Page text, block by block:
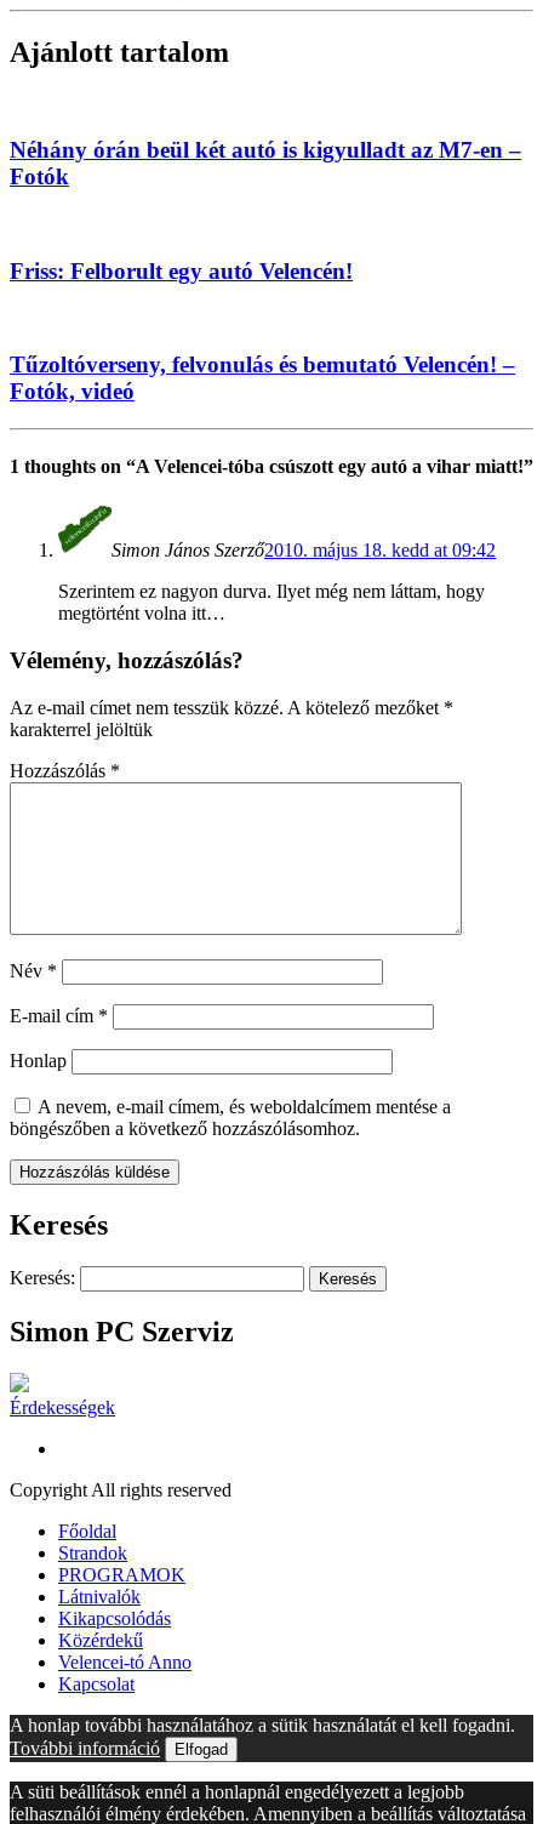
Ajánlott tartalom
Néhány órán beül két autó is kigyulladt az M7-en –
Fotók
Friss: Felborult egy autó Velencén!
Tűzoltóverseny, felvonulás és bemutató Velencén! –
Fotók, videó
1 thoughts on “A Velencei-tóba csúszott egy autó a vihar miatt!”
Simon János Szerző2010. május 18. kedd at 09:42
Szerintem ez nagyon durva. Ilyet még nem láttam, hogy
megtörtént volna itt…
Vélemény, hozzászólás?
Az e-mail címet nem tesszük közzé. A kötelező mezőket *
karakterrel jelöltük
Hozzászólás *
Név *
E-mail cím *
Honlap
A nevem, e-mail címem, és weboldalcímem mentése a
böngészőben a következő hozzászólásomhoz.
Keresés
Keresés:
Simon PC Szerviz
Érdekességek
Copyright All rights reserved
Főoldal
Strandok
PROGRAMOK
Látnivalók
Kikapcsolódás
Közérdekű
Velencei-tó Anno
Kapcsolat
A honlap további használatához a sütik használatát el kell fogadni.
További információ
Elfogad
A süti beállítások ennél a honlapnál engedélyezett a legjobb
felhasználói élmény érdekében. Amennyiben a beállítás változtatása